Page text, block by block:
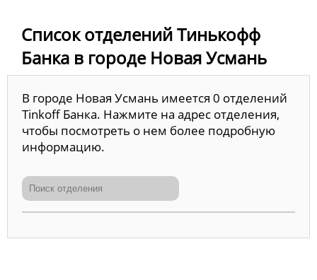
Список отделений Тинькофф
Банка в городе Новая Усмань
В городе Новая Усмань имеется 0 отделений
Tinkoff Банка. Нажмите на адрес отделения,
чтобы посмотреть о нем более подробную
информацию.